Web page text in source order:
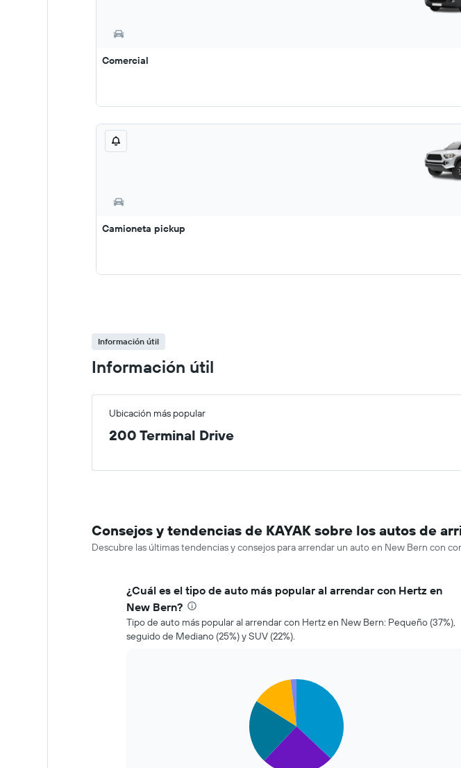
Comercial
Camioneta pickup
Información útil
Información útil
Ubicación más popular
200 Terminal Drive
Consejos y tendencias de KAYAK sobre los autos de
Descubre las últimas tendencias y consejos para arrendar un auto en New Bern con
¿Cuál es el tipo de auto más popular al arrendar con Hertz en
New Bern?
Tipo de auto más popular al arrendar con Hertz en New Bern: Pequeño (37%),
seguido de Mediano (25%) y SUV (22%).